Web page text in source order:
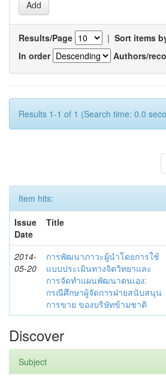
Results/Page | Sort items
In order
Authors/
Results 1-1 of 1 (Search time: 0.0
Item hits:
Issue
Date
Title
2014-
05-20
การพัฒนาภาวะผู้นำโดยการใช้
แบบประเมินทางจิตวิทยาและ
การจัดทำแผนพัฒนาตนเอง:
กรณีศึกษาผู้จัดการฝ่ายสนับสนุน
การขาย ของบริษัทข้ามชาติ
Discover
Subject